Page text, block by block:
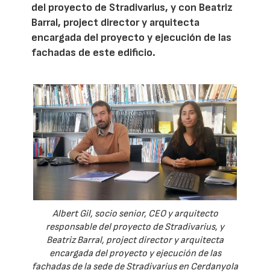
del proyecto de Stradivarius, y con Beatriz
Barral, project director y arquitecta
encargada del proyecto y ejecución de las
fachadas de este edificio.
Albert Gil, socio senior, CEO y arquitecto
responsable del proyecto de Stradivarius, y
Beatriz Barral, project director y arquitecta
encargada del proyecto y ejecución de las
fachadas de la sede de Stradivarius en Cerdanyola